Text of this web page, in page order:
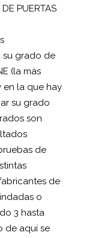
PUERTAS
su grado de
(la más
en la que hay
su grado
son
de
de
o
3 hasta
de aquí se